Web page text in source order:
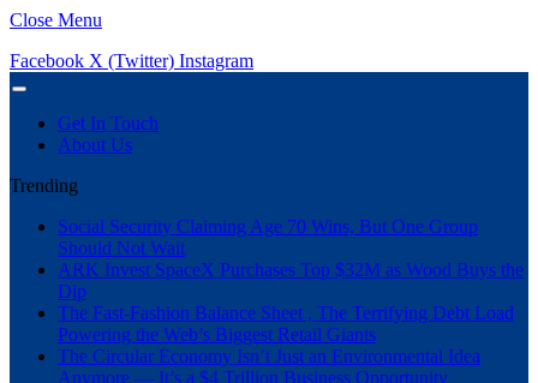
Close Menu
Facebook X (Twitter) Instagram
Get In Touch
About Us
Trending
Social Security Claiming Age 70 Wins, But One Group
Should Not Wait
ARK Invest SpaceX Purchases Top $32M as Wood Buys the
Dip
The Fast-Fashion Balance Sheet , The Terrifying Debt Load
Powering the Web’s Biggest Retail Giants
The Circular Economy Isn’t Just an Environmental Idea
Anymore — It’s a $4 Trillion Business Opportunity